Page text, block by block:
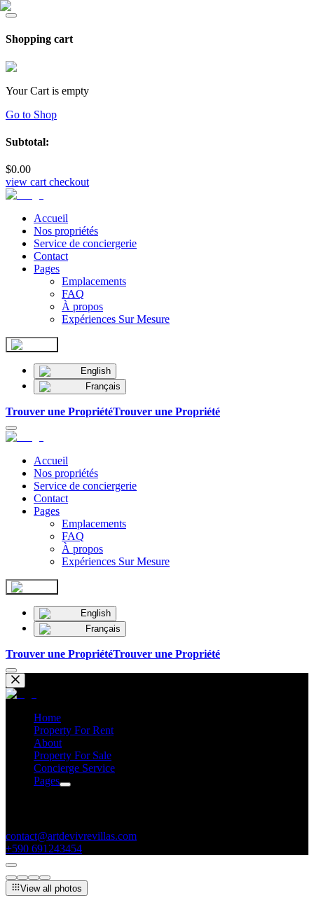
Shopping cart
Your Cart is empty
Go to Shop
Subtotal:
$0.00
view cart checkout
Accueil
Nos propriétés
Service de conciergerie
Contact
Pages
Emplacements
FAQ
À propos
Expériences Sur Mesure
English
Français
Trouver une PropriétéTrouver une Propriété
Accueil
Nos propriétés
Service de conciergerie
Contact
Pages
Emplacements
FAQ
À propos
Expériences Sur Mesure
English
Français
Trouver une PropriétéTrouver une Propriété
Home
Property For Rent
About
Property For Sale
Concierge Service
Pages
contact@artdevivrevillas.com
+590 691243454
View all photos